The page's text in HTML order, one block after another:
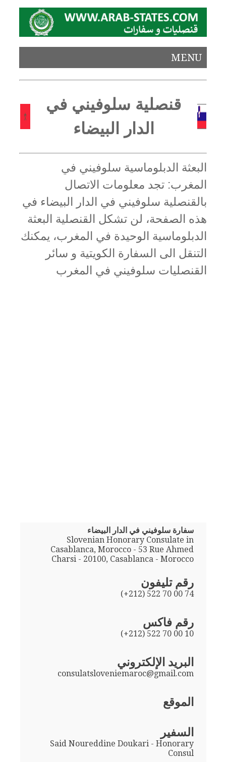
MENU
قنصلية سلوفيني في
الدار البيضاء
البعثة الدبلوماسية سلوفيني في
المغرب: تجد معلومات الاتصال
بالقنصلية سلوفيني في الدار البيضاء في
هذه الصفحة، لن تشكل القنصلية البعثة
الدبلوماسية الوحيدة في المغرب، يمكنك
التنقل الى السفارة الكويتية و سائر
القنصليات سلوفيني في المغرب
سفارة سلوفيني في الدار البيضاء
Slovenian Honorary Consulate in
Casablanca, Morocco - 53 Rue Ahmed
Charsi - 20100, Casablanca - Morocco
رقم تليفون
(+212) 522 70 00 74
رقم فاكس
(+212) 522 70 00 10
البريد الإلكتروني
consulatsloveniemaroc@gmail.com
الموقع
السفير
Said Noureddine Doukari - Honorary
Consul